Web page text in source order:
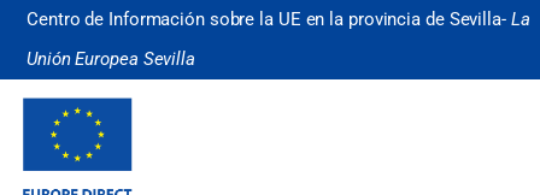
Centro de Información sobre la UE en la provincia de Sevilla- La
Unión Europea Sevilla